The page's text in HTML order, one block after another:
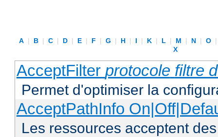
A | B | C | D | E | F | G | H | I | K | L | M | N | O
X
AcceptFilter protocole filtre
Permet d'optimiser la
AcceptPathInfo
Les ressources acceptent